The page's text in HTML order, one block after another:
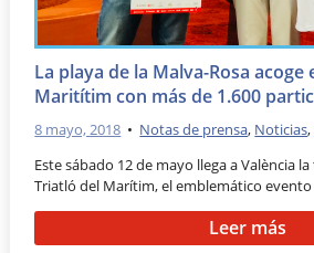
La playa de la Malva-Rosa
Maritítim con más de 1.600
8 mayo, 2018 • Notas de prensa, Noticias,
Este sábado 12 de mayo llega a València
Triatló del Marítim, el emblemático
Leer más